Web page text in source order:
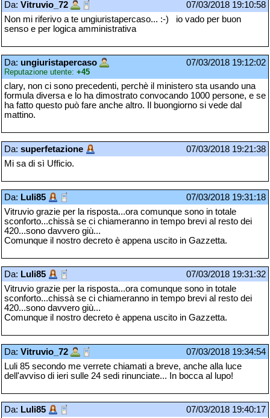
Da: Vitruvio_72
07/03/2018 19:10:58
Non mi riferivo a te ungiuristapercaso... :-) io vado per buon
senso e per logica amministrativa
Da: ungiuristapercaso
Reputazione utente: +45
07/03/2018 19:12:02
clary, non ci sono precedenti, perchè il ministero sta usando una
formula diversa e lo ha dimostrato convocando 1000 persone, e se
ha fatto questo può fare anche altro. Il buongiorno si vede dal
mattino.
Da: superfetazione
07/03/2018 19:21:38
Mi sa di sì Ufficio.
Da: Luli85
07/03/2018 19:31:18
Vitruvio grazie per la risposta...ora comunque sono in totale
sconforto...chissà se ci chiameranno in tempo brevi al resto dei
420...sono davvero giù...
Comunque il nostro decreto è appena uscito in Gazzetta.
Da: Luli85
07/03/2018 19:31:32
Vitruvio grazie per la risposta...ora comunque sono in totale
sconforto...chissà se ci chiameranno in tempo brevi al resto dei
420...sono davvero giù...
Comunque il nostro decreto è appena uscito in Gazzetta.
Da: Vitruvio_72
07/03/2018 19:34:54
Luli 85 secondo me verrete chiamati a breve, anche alla luce
dell'avviso di ieri sulle 24 sedi rinunciate... In bocca al lupo!
Da: Luli85
07/03/2018 19:40:17